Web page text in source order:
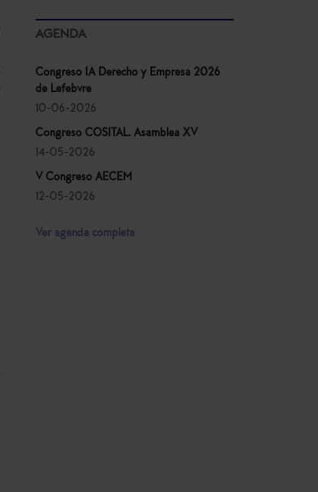
AGENDA
Congreso IA Derecho y Empresa 2026
de Lefebvre
10-06-2026
Congreso COSITAL. Asamblea XV
14-05-2026
V Congreso AECEM
12-05-2026
Ver agenda completa